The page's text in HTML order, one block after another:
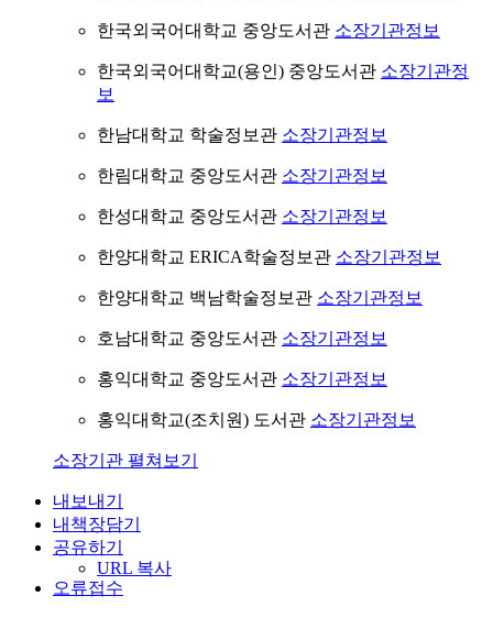
한국외국어대학교 중앙도서관 소장기관정보
한국외국어대학교(용인) 중앙도서관 소장기관정
보
한남대학교 학술정보관 소장기관정보
한림대학교 중앙도서관 소장기관정보
한성대학교 중앙도서관 소장기관정보
한양대학교 ERICA학술정보관 소장기관정보
한양대학교 백남학술정보관 소장기관정보
호남대학교 중앙도서관 소장기관정보
홍익대학교 중앙도서관 소장기관정보
홍익대학교(조치원) 도서관 소장기관정보
소장기관 펼쳐보기
내보내기
내책장담기
공유하기
URL 복사
오류접수